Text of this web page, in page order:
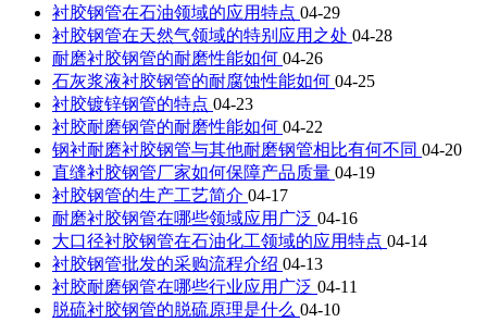
衬胶钢管在石油领域的应用特点 04-29
衬胶钢管在天然气领域的特别应用之处 04-28
耐磨衬胶钢管的耐磨性能如何 04-26
石灰浆液衬胶钢管的耐腐蚀性能如何 04-25
衬胶镀锌钢管的特点 04-23
衬胶耐磨钢管的耐磨性能如何 04-22
钢衬耐磨衬胶钢管与其他耐磨钢管相比有何不同 04-20
直缝衬胶钢管厂家如何保障产品质量 04-19
衬胶钢管的生产工艺简介 04-17
耐磨衬胶钢管在哪些领域应用广泛 04-16
大口径衬胶钢管在石油化工领域的应用特点 04-14
衬胶钢管批发的采购流程介绍 04-13
衬胶耐磨钢管在哪些行业应用广泛 04-11
脱硫衬胶钢管的脱硫原理是什么 04-10